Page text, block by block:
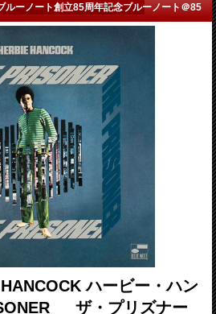
ルーノート創立85周年記念ブルーノート＠85
ハービー・ハン
ザ・プリズナー